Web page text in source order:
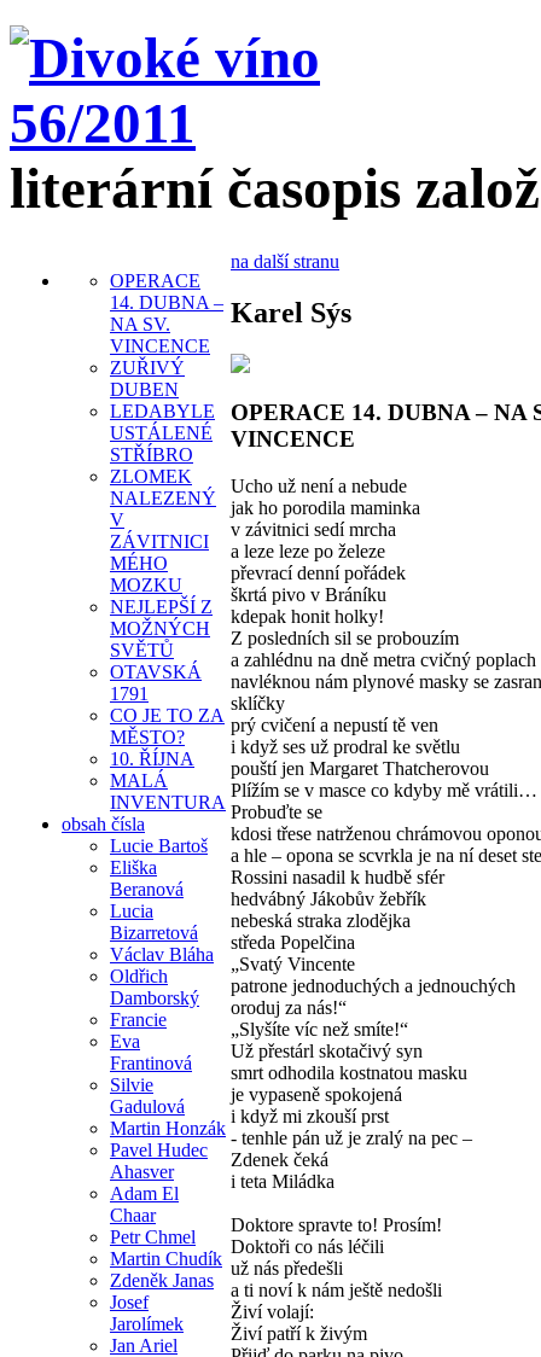
literární časopis
OPERACE
14. DUBNA –
NA SV.
VINCENCE
ZUŘIVÝ
DUBEN
LEDABYLE
USTÁLENÉ
STŘÍBRO
ZLOMEK
NALEZENÝ
V
ZÁVITNICI
MÉHO
MOZKU
NEJLEPŠÍ Z
MOŽNÝCH
SVĚTŮ
OTAVSKÁ
1791
CO JE TO ZA
MĚSTO?
10. ŘÍJNA
MALÁ
INVENTURA
obsah čísla
Lucie Bartoš
Eliška
Beranová
Lucia
Bizarretová
Václav Bláha
Oldřich
Damborský
Francie
Eva
Frantinová
Silvie
Gadulová
Martin Honzák
Pavel Hudec
Ahasver
Adam El
Chaar
Petr Chmel
Martin Chudík
Zdeněk Janas
Josef
Jarolímek
Jan Ariel
na další stranu
Karel Sýs
OPERACE 14. DUBNA – NA
VINCENCE
Ucho už není a nebude
jak ho porodila maminka
v závitnici sedí mrcha
a leze leze po železe
převrací denní pořádek
škrtá pivo v Bráníku
kdepak honit holky!
Z posledních sil se probouzím
a zahlédnu na dně metra cvičný poplach
navléknou nám plynové masky se
sklíčky
prý cvičení a nepustí tě ven
i když ses už prodral ke světlu
pouští jen Margaret Thatcherovou
Plížím se v masce co kdyby mě vrátili…
Probuďte se
kdosi třese natrženou chrámovou
a hle – opona se scvrkla je na ní deset
Rossini nasadil k hudbě sfér
hedvábný Jákobův žebřík
nebeská straka zlodějka
středa Popelčina
„Svatý Vincente
patrone jednoduchých a jednouchých
oroduj za nás!“
„Slyšíte víc než smíte!“
Už přestárl skotačivý syn
smrt odhodila kostnatou masku
je vypaseně spokojená
i když mi zkouší prst
- tenhle pán už je zralý na pec –
Zdenek čeká
i teta Miládka
Doktore spravte to! Prosím!
Doktoři co nás léčili
už nás předešli
a ti noví k nám ještě nedošli
Živí volají:
Živí patří k živým